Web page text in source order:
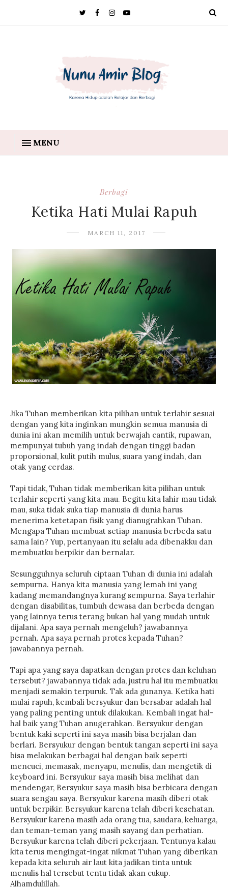
MENU
Berbagi
Ketika Hati Mulai Rapuh
MARCH 11, 2017
Jika Tuhan memberikan kita pilihan untuk terlahir sesuai
dengan yang kita inginkan mungkin semua manusia di
dunia ini akan memilih untuk berwajah cantik, rupawan,
mempunyai tubuh yang indah dengan tinggi badan
proporsional, kulit putih mulus, suara yang indah, dan
otak yang cerdas.
Tapi tidak, Tuhan tidak memberikan kita pilihan untuk
terlahir seperti yang kita mau. Begitu kita lahir mau tidak
mau, suka tidak suka tiap manusia di dunia harus
menerima ketetapan fisik yang dianugrahkan Tuhan.
Mengapa Tuhan membuat setiap manusia berbeda satu
sama lain? Yup, pertanyaan itu selalu ada dibenakku dan
membuatku berpikir dan bernalar.
Sesungguhnya seluruh ciptaan Tuhan di dunia ini adalah
sempurna. Hanya kita manusia yang lemah ini yang
kadang memandangnya kurang sempurna. Saya terlahir
dengan disabilitas, tumbuh dewasa dan berbeda dengan
yang lainnya terus terang bukan hal yang mudah untuk
dijalani. Apa saya pernah mengeluh? jawabannya
pernah. Apa saya pernah protes kepada Tuhan?
jawabannya pernah.
Tapi apa yang saya dapatkan dengan protes dan keluhan
tersebut? jawabannya tidak ada, justru hal itu membuatku
menjadi semakin terpuruk. Tak ada gunanya. Ketika hati
mulai rapuh, kembali bersyukur dan bersabar adalah hal
yang paling penting untuk dilakukan. Kembali ingat hal-
hal baik yang Tuhan anugerahkan. Bersyukur dengan
bentuk kaki seperti ini saya masih bisa berjalan dan
berlari. Bersyukur dengan bentuk tangan seperti ini saya
bisa melakukan berbagai hal dengan baik seperti
mencuci, memasak, menyapu, menulis, dan mengetik di
keyboard ini. Bersyukur saya masih bisa melihat dan
mendengar, Bersyukur saya masih bisa berbicara dengan
suara sengau saya. Bersyukur karena masih diberi otak
untuk berpikir. Bersyukur karena telah diberi kesehatan.
Bersyukur karena masih ada orang tua, saudara, keluarga,
dan teman-teman yang masih sayang dan perhatian.
Bersyukur karena telah diberi pekerjaan. Tentunya kalau
kita terus mengingat-ingat nikmat Tuhan yang diberikan
kepada kita seluruh air laut kita jadikan tinta untuk
menulis hal tersebut tentu tidak akan cukup.
Alhamdulillah.